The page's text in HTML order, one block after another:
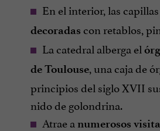
En el interior, las
decoradas con retablos,
La catedral alberga el
de Toulouse , una caja de
principios del siglo XVII
nido de golondrina.
Atrae a numerosos